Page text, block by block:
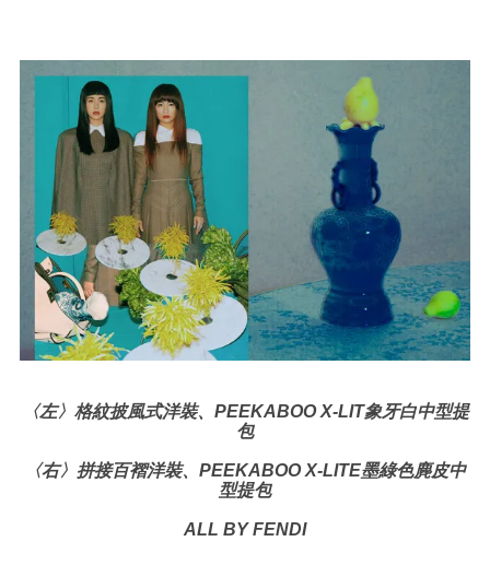
〈左〉格紋披風式洋裝、PEEKABOO X-LIT象牙白中型提
包
〈右〉拼接百褶洋裝、PEEKABOO X-LITE墨綠色麂皮中
型提包
ALL BY FENDI